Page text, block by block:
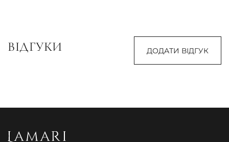
ВІДГУКИ ДОДАТИ ВІДГУК